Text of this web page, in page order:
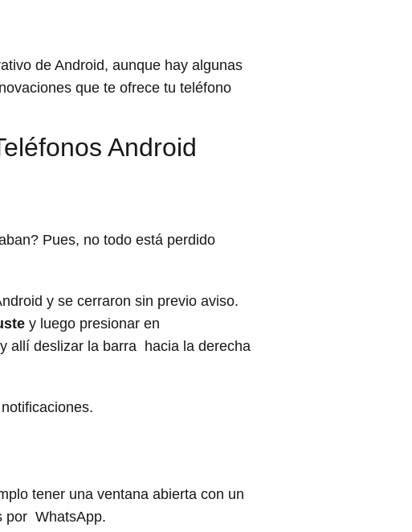
de Android, aunque hay algunas
que te ofrece tu teléfono
Android
Pues, no todo está perdido
y se cerraron sin previo aviso.
y luego presionar en
y allí deslizar la barra hacia la derecha
tener una ventana abierta con un
por WhatsApp.